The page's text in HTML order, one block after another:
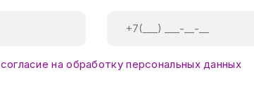
согласие на обработку персональных данных